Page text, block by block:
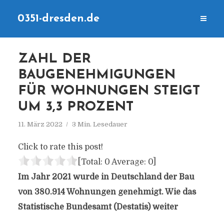
0351-dresden.de
ZAHL DER
BAUGENEHMIGUNGEN
FÜR WOHNUNGEN STEIGT
UM 3,3 PROZENT
11. März 2022 3 Min. Lesedauer
Click to rate this post!
[Total: 0 Average: 0]
Im Jahr 2021 wurde in Deutschland der Bau
von 380.914 Wohnungen genehmigt. Wie das
Statistische Bundesamt (Destatis) weiter